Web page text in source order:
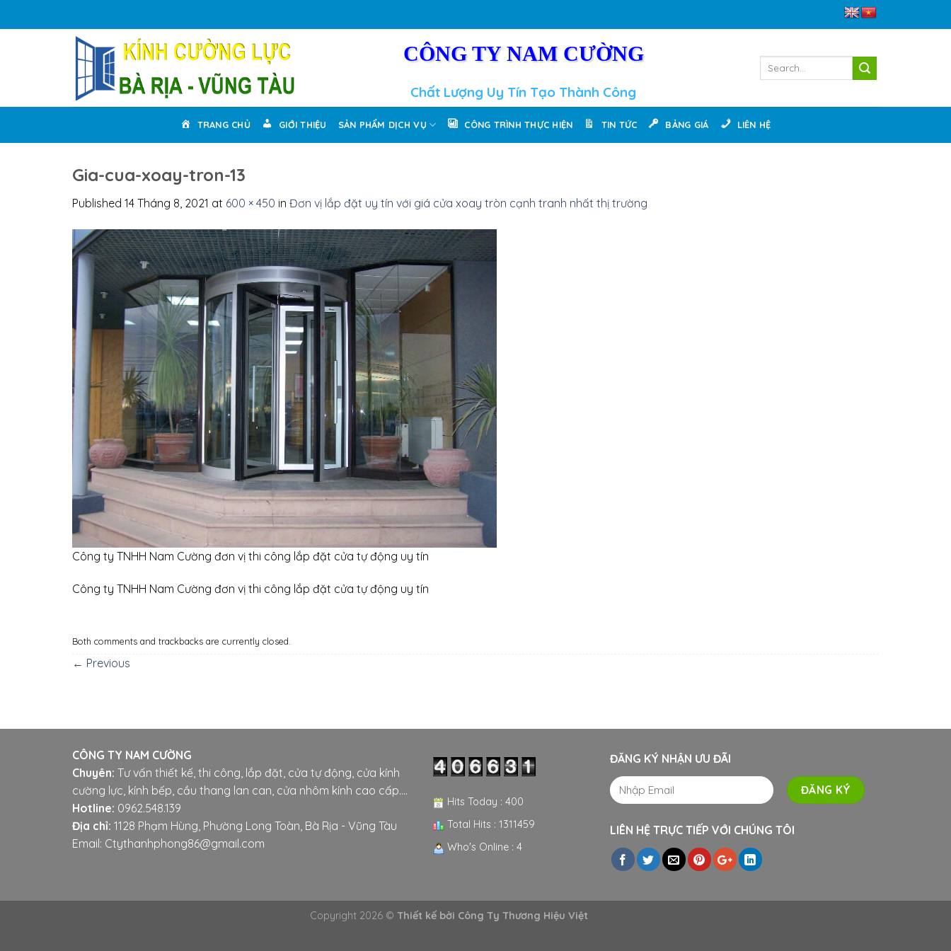
to
CÔNG TY NAM CƯỜNG
Chất Lượng Uy Tín Tạo Thành Công
TRANG CHỦ GIỚI THIỆU SẢN PHẨM DỊCH VỤ CÔNG TRÌNH THỰC HIỆN TIN TỨC BẢNG GIÁ LIÊN HỆ
Gia-cua-xoay-tron-13
Published 14 Tháng 8, 2021 at 600 × 450 in Đơn vị lắp đặt uy tín với giá cửa xoay tròn cạnh tranh nhất thị trường
Công ty TNHH Nam Cường đơn vị thi công lắp đặt cửa tự động uy tín
Công ty TNHH Nam Cường đơn vị thi công lắp đặt cửa tự động uy tín
Both comments and trackbacks are currently closed.
← Previous
CÔNG TY NAM CƯỜNG
Chuyên: Tư vấn thiết kế, thi công, lắp đặt, cửa tự động, cửa kính
cường lực, kính bếp, cầu thang lan can, cửa nhôm kính cao cấp....
Hotline: 0962.548.139
Địa chỉ: 1128 Phạm Hùng, Phường Long Toàn, Bà Rịa - Vũng Tàu
Email: Ctythanhphong86@gmail.com
Hits Today : 400
Total Hits : 1311459
Who's Online : 4
ĐĂNG KÝ NHẬN ƯU ĐÃI
LIÊN HỆ TRỰC TIẾP VỚI CHÚNG TÔI
Copyright 2026 © Thiết kế bởi Công Ty Thương Hiệu Việt